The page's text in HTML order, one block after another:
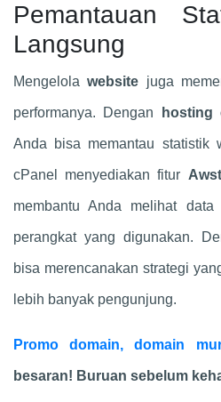
Pemantauan
Langsung
Mengelolawebsite juga
performanya. Dengan hosting
Anda bisa memantau statistik
cPanel menyediakan fitur
membantu Anda melihat
perangkat yang digunakan.
bisa merencanakan strategi
lebih banyak pengunjung.
Promo domain, domain
besaran! Buruan sebelum